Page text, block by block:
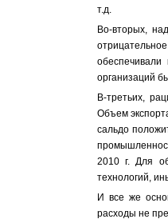
т.д.
Во-вторых,
организаций
В-третьих,
Объем
сальдо
2010 г. Для
технологий,
И все же
расходы не